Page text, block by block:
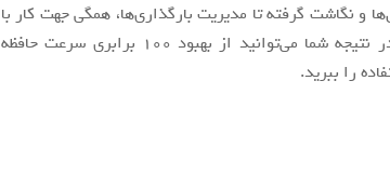
و نگاشت گرفته تا مدیریت بارگذاری‌ها، همگی جهت کار با
این حافظه جدید به‌روزرسانی شده‌اند. در نتیجه شما می‌توانید از بهبود 100 برابری سرعت حافظه
را ببرید.